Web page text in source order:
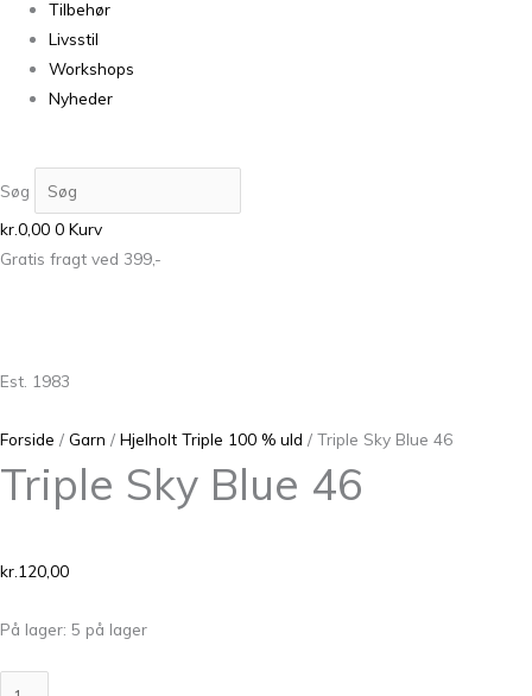
Tilbehør
Livsstil
Workshops
Nyheder
Søg
kr.0,00 0 Kurv
Gratis fragt ved 399,-
Est. 1983
Forside / Garn / Hjelholt Triple 100 % uld / Triple Sky Blue 46
Triple Sky Blue 46
kr. 120,00
På lager: 5 på lager